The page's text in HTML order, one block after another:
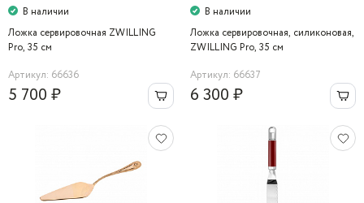
В наличии
Ложка сервировочная ZWILLING
Pro, 35 см
Артикул: 66636
5 700 ₽
В наличии
Ложка сервировочная, силиконовая,
ZWILLING Pro, 35 см
Артикул: 66637
6 300 ₽